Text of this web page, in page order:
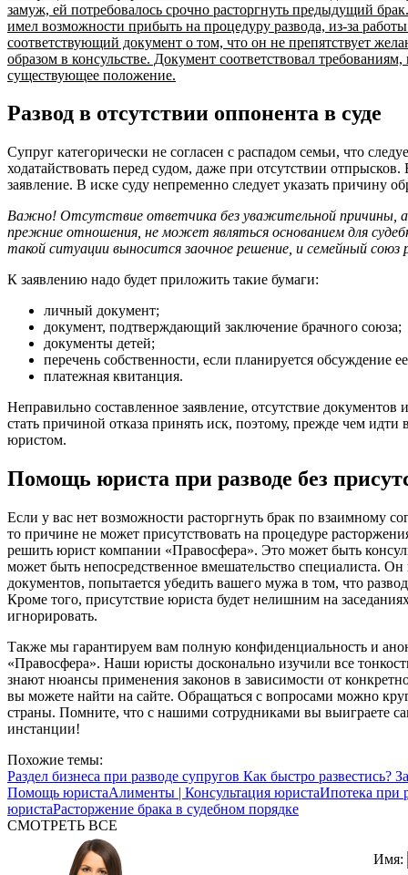
замуж, ей потребовалось срочно расторгнуть предыдущий
имел возможности прибыть на процедуру развода, из-за
соответствующий документ о том, что он не препятствует
образом в консульстве. Документ соответствовал
существующее положение.
Развод в отсутствии оппонента в суде
Супруг категорически не согласен с распадом семьи, что
ходатайствовать перед судом, даже при отсутствии
заявление. В иске суду непременно следует указать причину
Важно! Отсутствие ответчика без уважительной причины, а
прежние отношения, не может являться основанием для
такой ситуации выносится заочное решение, и семейный союз
К заявлению надо будет приложить такие бумаги:
личный документ;
документ, подтверждающий заключение брачного союза;
документы детей;
перечень собственности, если планируется обсуждение
платежная квитанция.
Неправильно составленное заявление, отсутствие
стать причиной отказа принять иск, поэтому, прежде чем идти
юристом.
Помощь юриста при разводе без
Если у вас нет возможности расторгнуть брак по взаимному
то причине не может присутствовать на процедуре
решить юрист компании «Правосфера». Это может быть
может быть непосредственное вмешательство специалиста.
документов, попытается убедить вашего мужа в том, что
Кроме того, присутствие юриста будет нелишним на
игнорировать.
Также мы гарантируем вам полную конфиденциальность и
«Правосфера». Наши юристы досконально изучили все
знают нюансы применения законов в зависимости от
вы можете найти на сайте. Обращаться с вопросами можно
страны. Помните, что с нашими сотрудниками вы выиграете
инстанции!
Похожие темы:
Раздел бизнеса при разводе супругов Как быстро развестись?
Помощь юристаАлименты | Консультация юристаИпотека при
юристаРасторжение брака в судебном порядке
СМОТРЕТЬ ВСЕ
Имя: